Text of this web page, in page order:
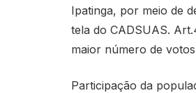
Ipatinga, por meio de
tela do CADSUAS.
maior número de
Participação da